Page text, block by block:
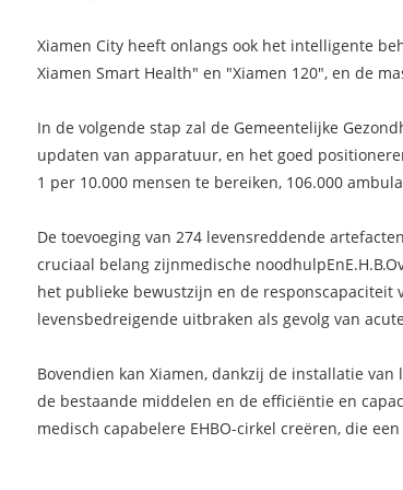
Xiamen City heeft onlangs ook het intelligente
Xiamen Smart Health" en "Xiamen 120", en de
In de volgende stap zal de Gemeentelijke
updaten van apparatuur, en het goed
1 per 10.000 mensen te bereiken, 106.000
De toevoeging van 274 levensreddende
cruciaal belang zijnmedische noodhulpEnE.H.B.O
het publieke bewustzijn en de
levensbedreigende uitbraken als gevolg van
Bovendien kan Xiamen, dankzij de installatie
de bestaande middelen en de efficiëntie en
medisch capabelere EHBO-cirkel creëren, die